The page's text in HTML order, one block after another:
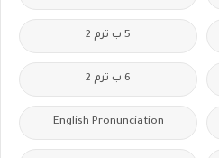
5 ب ترم 2
6 ب ترم 2
English Pronunciation